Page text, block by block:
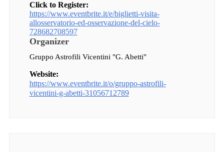
Click to Register:
https://www.eventbrite.it/e/biglietti-visita-
allosservatorio-ed-osservazione-del-cielo-
728682708597
Organizer
Gruppo Astrofili Vicentini "G. Abetti"
Website:
https://www.eventbrite.it/o/gruppo-astrofili-
vicentini-g-abetti-31056712789